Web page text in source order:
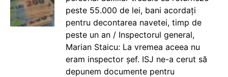
peste 55.000 de lei, bani acordați
pentru decontarea navetei, timp de
peste un an / Inspectorul general,
Marian Staicu: La vremea aceea nu
eram inspector șef. ISJ ne-a cerut să
depunem documente pentru